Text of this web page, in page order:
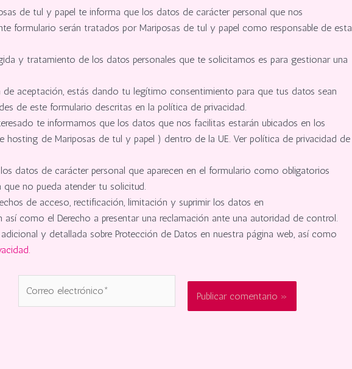
de tul y papel te informa que los datos de carácter personal que nos
formulario serán tratados por Mariposas de tul y papel como responsable de esta
y tratamiento de los datos personales que te solicitamos es para gestionar una
de aceptación, estás dando tu legítimo consentimiento para que tus datos sean
de este formulario descritas en la política de privacidad.
te informamos que los datos que nos facilitas estarán ubicados en los
hosting de Mariposas de tul y papel ) dentro de la UE. Ver política de privacidad de
datos de carácter personal que aparecen en el formulario como obligatorios
no pueda atender tu solicitud.
de acceso, rectificación, limitación y suprimir los datos en
así como el Derecho a presentar una reclamación ante una autoridad de control.
y detallada sobre Protección de Datos en nuestra página web, así como
electrónico*